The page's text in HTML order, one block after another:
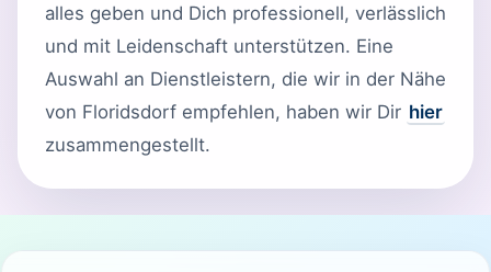
alles geben und Dich professionell, verlässlich
und mit Leidenschaft unterstützen. Eine
Auswahl an Dienstleistern, die wir in der Nähe
von Floridsdorf empfehlen, haben wir Dir hier
zusammengestellt.